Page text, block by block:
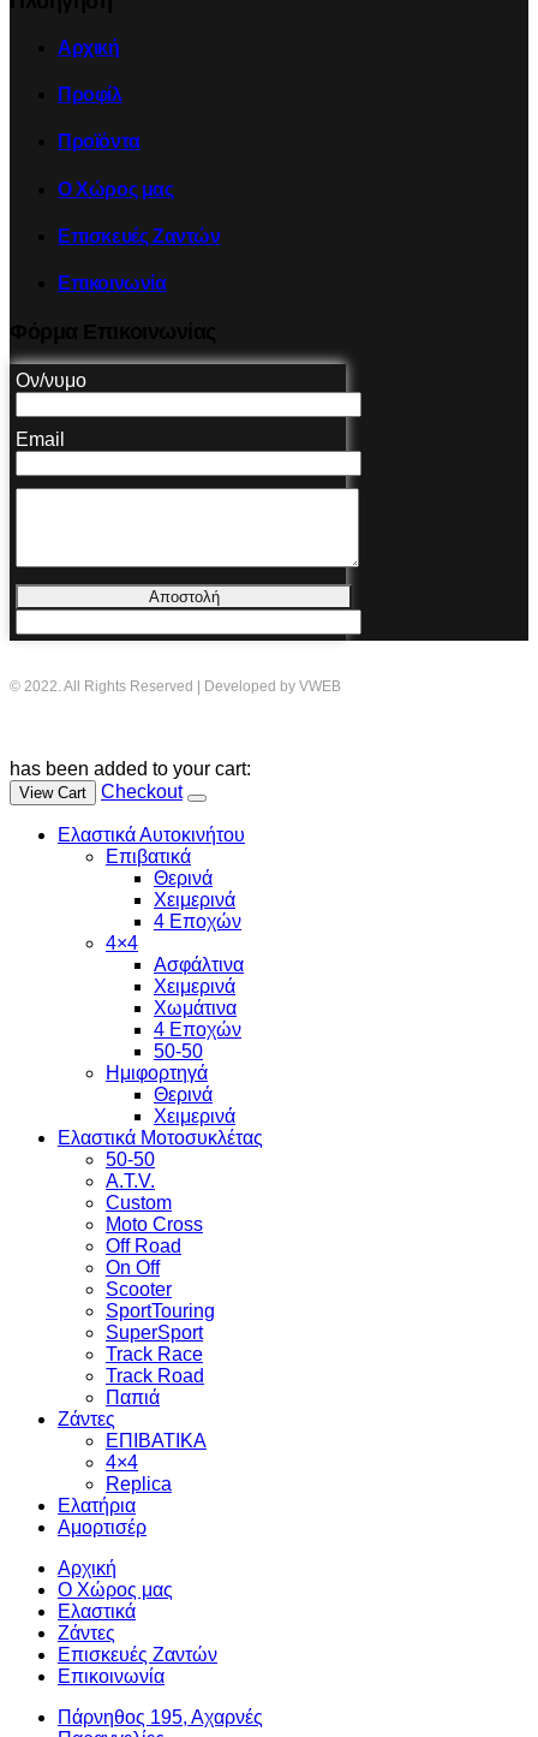
Αρχική
Προφίλ
Προϊόντα
Ο Χώρος μας
Επισκευές Ζαντών
Επικοινωνία
Ον/νυμο
Email
Αποστολή
© 2022. All Rights Reserved | Developed by VWEB
has been added to your cart:
View Cart Checkout
Ελαστικά Αυτοκινήτου
Επιβατικά
Θερινά
Χειμερινά
4 Εποχών
4×4
Ασφάλτινα
Χειμερινά
Χωμάτινα
4 Εποχών
50-50
Ημιφορτηγά
Θερινά
Χειμερινά
Ελαστικά Μοτοσυκλέτας
50-50
A.T.V.
Custom
Moto Cross
Off Road
On Off
Scooter
SportTouring
SuperSport
Track Race
Track Road
Παπιά
Ζάντες
ΕΠΙΒΑΤΙΚΑ
4×4
Replica
Ελατήρια
Αμορτισέρ
Αρχική
Ο Χώρος μας
Ελαστικά
Ζάντες
Επισκευές Ζαντών
Επικοινωνία
Πάρνηθος 195, Αχαρνές